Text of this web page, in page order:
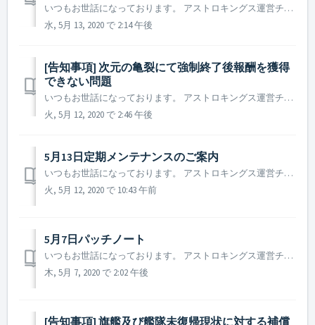
いつもお世話になっております。 アストロキングス運営チームです。 本日(5月13日)定期メンテナンス後発生したゲーム内の商品購入に関する問題が解決致しました。 ▶️ 5月13日定期メンテナンス後発生した問題 - 問題現象：Google Playをご利用の一部司令官の方において商品の決済...
水, 5月 13, 2020 で 2:14 午後
[告知事項] 次元の亀裂にて強制終了後報酬を獲得
できない問題
いつもお世話になっております。 アストロキングス運営チームです。 現在、アストロキングスで発生している異常現象についてご案内致します。 - 問題現象 : 一般の次元の亀裂進行中に強制終了する現象が発生した場合に報酬を獲得できない問題。 - 関連補償：次元移動触媒パックｘ5個 問題現象...
火, 5月 12, 2020 で 2:46 午後
5月13日定期メンテナンスのご案内
いつもお世話になっております。 アストロキングス運営チームです。 2020年5月13日に行われる定期メンテナンスについてご案内致します。 ▶️ 5月13日定期メンテナンスのご案内 - メンテナンス時間：2020年5月13日 10 : 00 ~ 12 : 00 (2時間) - メンテナ...
火, 5月 12, 2020 で 10:43 午前
5月7日パッチノート
いつもお世話になっております。 アストロキングス運営チームです。 2020年5月7日に行われたパッチノートについてご案内致します。 ▶️ 5月7日パッチノート - ゲームサーバー追加安定化 - ゲーム内の一部の説明内容変更及び追加 - ゲーム内の一部の説明が正常に表記されてい...
木, 5月 7, 2020 で 2:02 午後
[告知事項] 旗艦及び艦隊未復帰現状に対する補償